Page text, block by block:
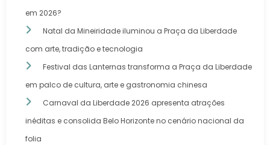
em 2026?
Natal da Mineiridade iluminou a Praça da Liberdade
com arte, tradição e tecnologia
Festival das Lanternas transforma a Praça da Liberdade
em palco de cultura, arte e gastronomia chinesa
Carnaval da Liberdade 2026 apresenta atrações
inéditas e consolida Belo Horizonte no cenário nacional da
folia